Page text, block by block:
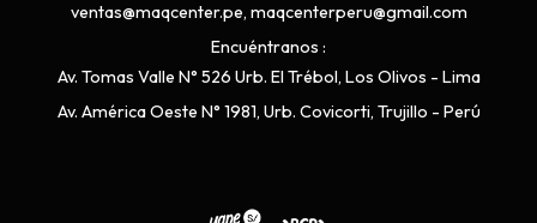
ventas@maqcenter.pe, maqcenterperu@gmail.com
Encuéntranos
Av. Tomas Valle N° 526 Urb. El Trébol, Los Olivos - Lima
Av. América Oeste N° 1981, Urb. Covicorti, Trujillo - Perú